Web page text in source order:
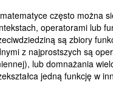
często można
operatorami lub
są zbiory
z najprostszych są
lub domnażania
jedną funkcję w